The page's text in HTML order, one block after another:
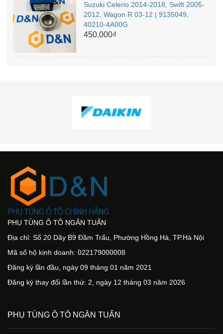
Suzuki Celerio 2014-2018, Swift 2005-
2012, Wagon R 03-12 | 9135049,
40210-4A00G
450.000₫
PHỤ TÙNG Ô TÔ NGÂN TUẤN
Địa chỉ: Số 20 Dãy B9 Đầm Trấu, Phường Hồng Hà, TP.Hà Nội
Mã số hộ kinh doanh: 022179000008
Đăng ký lần đầu, ngày 09 tháng 01 năm 2021
Đăng ký thay đổi lần thứ: 2, ngày 12 tháng 03 năm 2026
PHỤ TÙNG Ô TÔ NGÂN TUẤN